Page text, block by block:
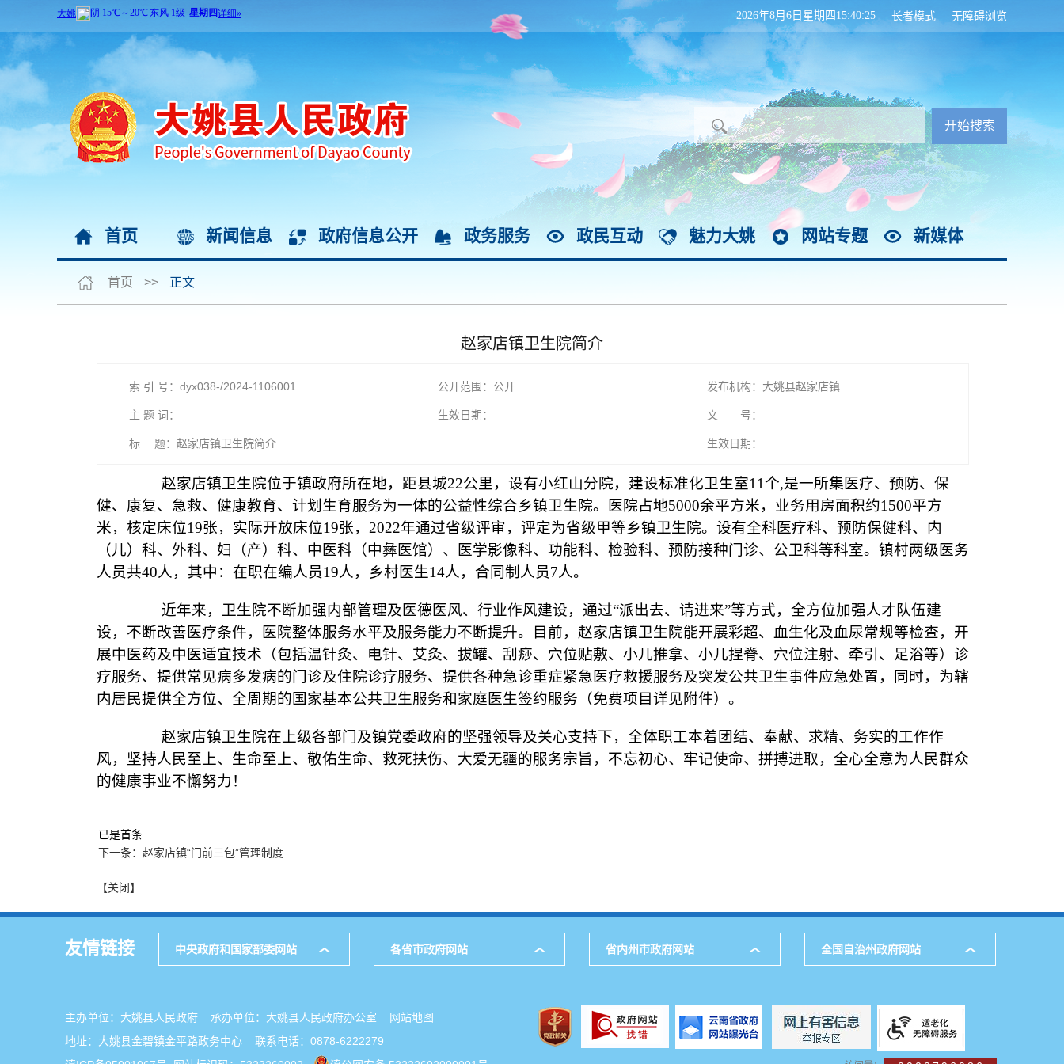
无障碍浏览
长者模式
2026年8月6日星期四15:40:25
首页 新闻信息 政府信息公开 政务服务 政民互动 魅力大姚 网站专题 新媒体
首页 >> 正文
赵家店镇卫生院简介
索 引 号：dyx038-/2024-1106001 公开范围：公开 发布机构：大姚县赵家店镇
主 题 词： 生效日期： 文 号：
标 题：赵家店镇卫生院简介 生效日期：
赵家店镇卫生院位于镇政府所在地，距县城22公里，设有小红山分院，建设标准化卫生室11个,是一所集医疗、预防、保
健、康复、急救、健康教育、计划生育服务为一体的公益性综合乡镇卫生院。医院占地5000余平方米，业务用房面积约1500平方
米，核定床位19张，实际开放床位19张，2022年通过省级评审，评定为省级甲等乡镇卫生院。设有全科医疗科、预防保健科、内
（儿）科、外科、妇（产）科、中医科（中彝医馆）、医学影像科、功能科、检验科、预防接种门诊、公卫科等科室。镇村两级医务
人员共40人，其中：在职在编人员19人，乡村医生14人，合同制人员7人。
近年来，卫生院不断加强内部管理及医德医风、行业作风建设，通过“派出去、请进来”等方式，全方位加强人才队伍建
设，不断改善医疗条件，医院整体服务水平及服务能力不断提升。目前，赵家店镇卫生院能开展彩超、血生化及血尿常规等检查，开
展中医药及中医适宜技术（包括温针灸、电针、艾灸、拔罐、刮痧、穴位贴敷、小儿推拿、小儿捏脊、穴位注射、牵引、足浴等）诊
疗服务、提供常见病多发病的门诊及住院诊疗服务、提供各种急诊重症紧急医疗救援服务及突发公共卫生事件应急处置，同时，为辖
内居民提供全方位、全周期的国家基本公共卫生服务和家庭医生签约服务（免费项目详见附件）。
赵家店镇卫生院在上级各部门及镇党委政府的坚强领导及关心支持下，全体职工本着团结、奉献、求精、务实的工作作
风，坚持人民至上、生命至上、敬佑生命、救死扶伤、大爱无疆的服务宗旨，不忘初心、牢记使命、拼搏进取，全心全意为人民群众
的健康事业不懈努力！
已是首条
下一条：赵家店镇“门前三包”管理制度
【关闭】
友情链接 中央政府和国家部委网站 各省市政府网站 省内州市政府网站 全国自治州政府网站
主办单位：大姚县人民政府 承办单位：大姚县人民政府办公室
网站地图
地址：大姚县金碧镇金平路政务中心 联系电话：0878-6222279